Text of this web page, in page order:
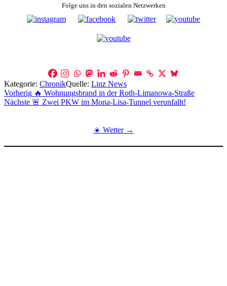
Folge uns in den sozialen Netzwerken
Kategorie: ChronikQuelle: Linz News
Beitragsnavigation
Vorherig 🔥 Wohnungsbrand in der Roth-Limanowa-Straße
Nächste 🚨 Zwei PKW im Mona-Lisa-Tunnel verunfallt!
☀️ Wetter →